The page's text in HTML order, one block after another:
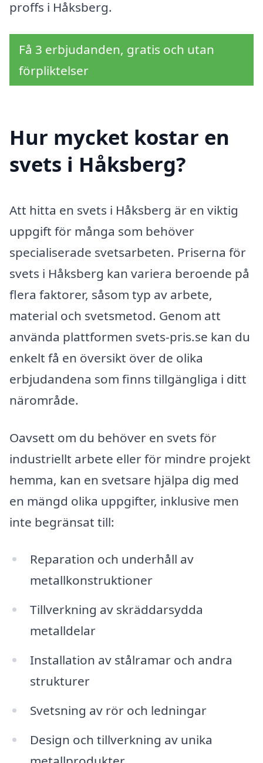
proffs i Håksberg.
Få 3 erbjudanden, gratis och utan
förpliktelser
Hur mycket kostar en
svets i Håksberg?
Att hitta en svets i Håksberg är en viktig
uppgift för många som behöver
specialiserade svetsarbeten. Priserna för
svets i Håksberg kan variera beroende på
flera faktorer, såsom typ av arbete,
material och svetsmetod. Genom att
använda plattformen svets-pris.se kan du
enkelt få en översikt över de olika
erbjudandena som finns tillgängliga i ditt
närområde.
Oavsett om du behöver en svets för
industriellt arbete eller för mindre projekt
hemma, kan en svetsare hjälpa dig med
en mängd olika uppgifter, inklusive men
inte begränsat till:
Reparation och underhåll av
metallkonstruktioner
Tillverkning av skräddarsydda
metalldelar
Installation av stålramar och andra
strukturer
Svetsning av rör och ledningar
Design och tillverkning av unika